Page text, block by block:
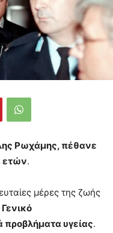
Ρωχάμης, πέθανε
ετών.
μέρες της ζωής
υγείας.